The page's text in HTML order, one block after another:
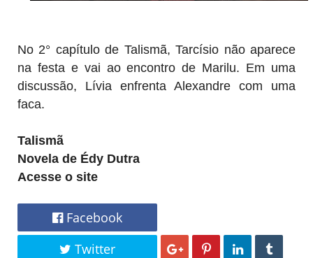
No 2° capítulo de Talismã, Tarcísio não aparece
na festa e vai ao encontro de Marilu. Em uma
discussão, Lívia enfrenta Alexandre com uma
faca.
Talismã
Novela de Édy Dutra
Acesse o site
Facebook
Twitter